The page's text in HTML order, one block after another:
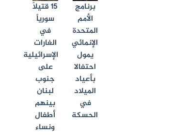
برنامج
الأمم
المتحدة
الإنمائي
يمول
احتفالا
بأعياد
الميلاد
في
الحسكة
15 قتيلاً
سورياً
في
الغارات
الإسرائيلية
على
جنوب
لبنان
بينهم
أطفال
ونساء